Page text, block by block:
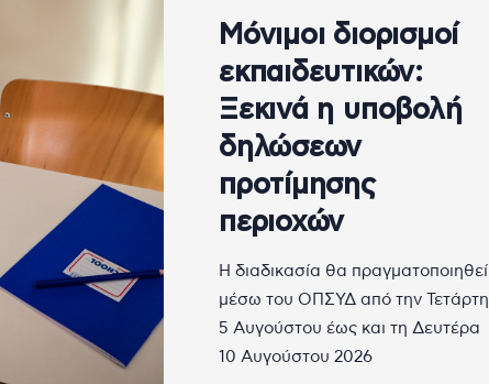
Μόνιμοι διορισμοί
εκπαιδευτικών:
Ξεκινά η υποβολή
δηλώσεων
προτίμησης
περιοχών
Η διαδικασία θα πραγματοποιηθεί
μέσω του ΟΠΣΥΔ από την Τετάρτη
5 Αυγούστου έως και τη Δευτέρα
10 Αυγούστου 2026